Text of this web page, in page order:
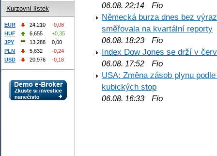
06.08. 22:14 Fio
Německá burza dnes bez
směřovala na kvartální reporty
06.08. 18:23 Fio
Index Dow Jones se drží v
06.08. 17:52 Fio
USA: Změna zásob plynu
kubických stop
06.08. 16:33 Fio
Kurzovní lístek
EUR 24,210
-0,08
HUF
6,655
+0,35
JPY
13,288
0,00
PLN
5,632
-0,24
USD
20,976 -0,18